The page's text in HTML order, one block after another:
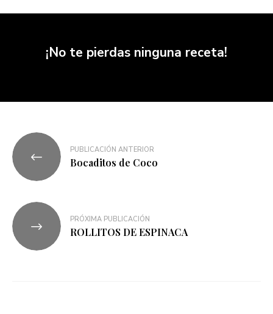
¡No te pierdas ninguna receta!
PUBLICACIÓN ANTERIOR
Bocaditos de Coco
PRÓXIMA PUBLICACIÓN
ROLLITOS DE ESPINACA